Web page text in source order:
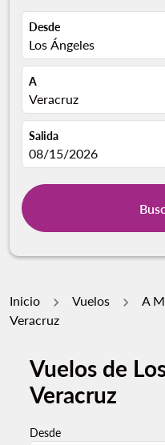
Desde
Los Ángeles
A
Veracruz
Salida
fc-booking-departure-
08/15/2026
Inicio Vuelos A
Veracruz
Vuelos de
Veracruz
Desde